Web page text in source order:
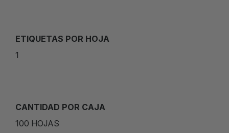
ETIQUETAS POR HOJA
1
CANTIDAD POR CAJA
100 HOJAS